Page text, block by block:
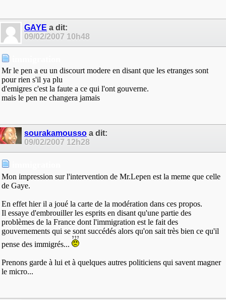
GAYE a dit:
09/02/2007 10h48
Mr le pen a eu un discourt modere en disant que les etranges sont
pour rien s'il ya plu
d'emigres c'est la faute a ce qui l'ont gouverne.
mais le pen ne changera jamais
sourakamousso a dit:
09/02/2007 12h28
Mon impression sur l'intervention de Mr.Lepen est la meme que celle
de Gaye.
En effet hier il a joué la carte de la modération dans ces propos.
Il essaye d'embrouiller les esprits en disant qu'une partie des
problèmes de la France dont l'immigration est le fait des
gouvernements qui se sont succédés alors qu'on sait très bien ce qu'il
pense des immigrés...
Prenons garde à lui et à quelques autres politiciens qui savent magner
le micro...